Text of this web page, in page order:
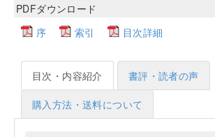
PDFダウンロード
序
索引 目次詳細
目次・内容紹介 書評・読者の声
購入方法・送料について